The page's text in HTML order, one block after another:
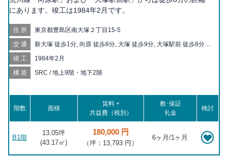
にあります。竣工は1984年2月です。
住所 東京都豊島区南大塚２丁目15-5
交通
新大塚 徒歩1分, 向原 徒歩8分, 大塚 徒歩9分, 大塚駅前 徒歩8分,
新田 徒歩13分, 茗荷谷 徒歩14分, 都電雑司ヶ谷 徒歩14分, 巣鴨
徒歩14分, 千石 徒歩17分, 雑司が谷 徒歩18分, 庚申塚 徒歩19分,
竣工 1984年2月
構造 SRC / 地上9階・地下2階
階数 面積
賃料 +
共益費（税別）
敷･保証
礼金
検討
B1階
13.05坪
(43.17㎡)
180,000 円
（坪：13,793 円）
6ヶ月/1ヶ月